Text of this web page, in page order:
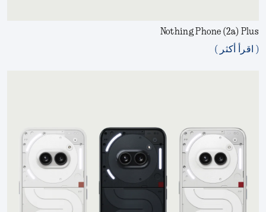
Nothing Phone (2a) Plus
( اقرأ أكثر )